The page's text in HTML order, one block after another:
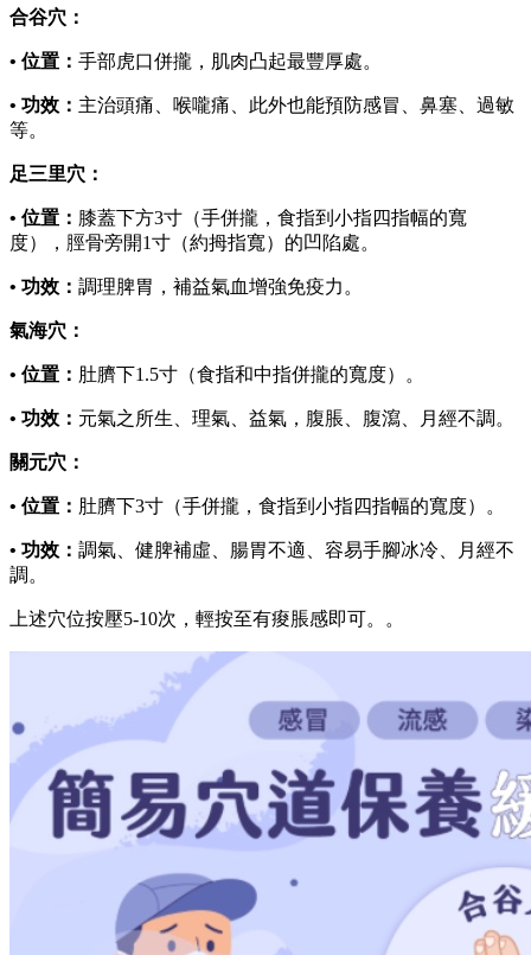
合谷穴：
• 位置： 手部虎口併攏，肌肉凸起最豐厚處。
• 功效： 主治頭痛、喉嚨痛、此外也能預防感冒、鼻塞、過敏
等。
足三里穴：
• 位置： 膝蓋下方3寸（手併攏，食指到小指四指幅的寬
度），脛骨旁開1寸（約拇指寬）的凹陷處。
• 功效： 調理脾胃，補益氣血增強免疫力。
氣海穴：
• 位置： 肚臍下1.5寸（食指和中指併攏的寬度）。
• 功效： 元氣之所生、理氣、益氣，腹脹、腹瀉、月經不調。
關元穴：
• 位置： 肚臍下3寸（手併攏，食指到小指四指幅的寬度）。
• 功效： 調氣、健脾補虛、腸胃不適、容易手腳冰冷、月經不
調。
上述穴位按壓5-10次，輕按至有痠脹感即可。。